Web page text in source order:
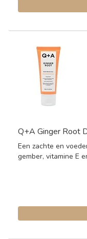
Q+A Ginger Root
Een zachte en
gember, vitamine E